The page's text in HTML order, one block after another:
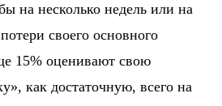
на несколько недель или на
своего основного
15% оценивают свою
как достаточную, всего на